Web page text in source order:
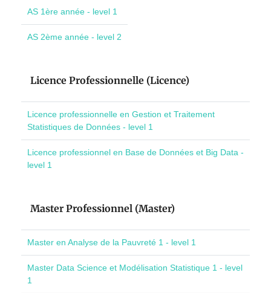
AS 1ère année - level 1
AS 2ème année - level 2
Licence Professionnelle (Licence)
Licence professionnelle en Gestion et Traitement
Statistiques de Données - level 1
Licence professionnel en Base de Données et Big Data -
level 1
Master Professionnel (Master)
Master en Analyse de la Pauvreté 1 - level 1
Master Data Science et Modélisation Statistique 1 - level
1